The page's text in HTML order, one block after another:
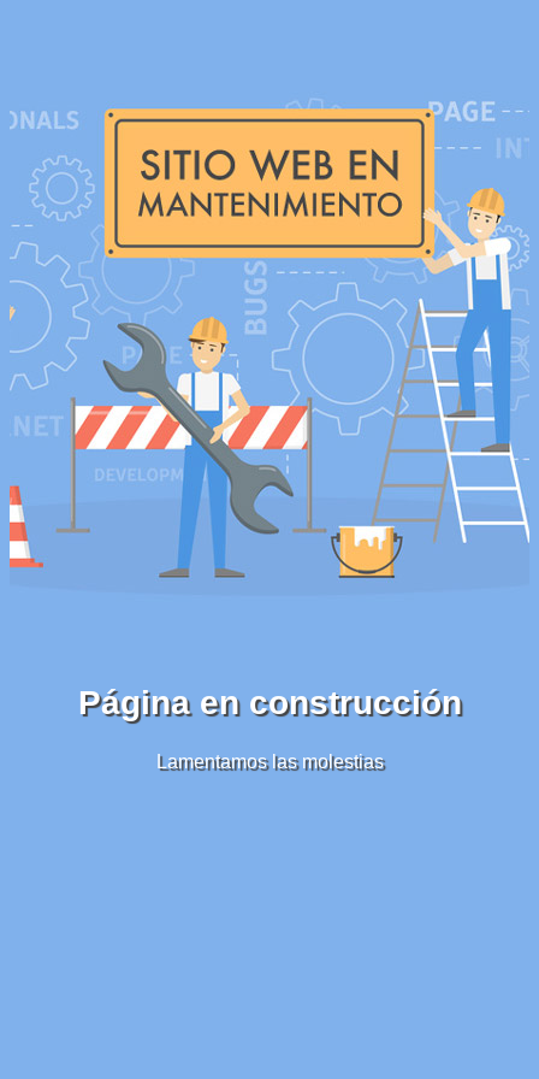
Página en construcción
Lamentamos las molestias